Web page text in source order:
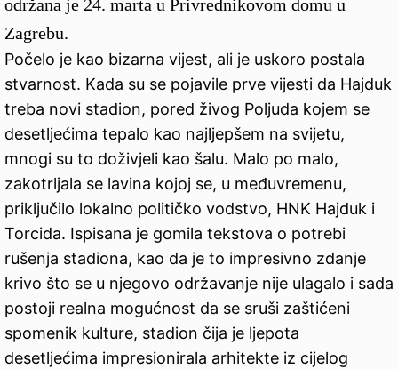
održana je 24. marta u Privrednikovom domu u
Zagrebu.
Počelo je kao bizarna vijest, ali je uskoro postala
stvarnost. Kada su se pojavile prve vijesti da Hajduk
treba novi stadion, pored živog Poljuda kojem se
desetljećima tepalo kao najljepšem na svijetu,
mnogi su to doživjeli kao šalu. Malo po malo,
zakotrljala se lavina kojoj se, u međuvremenu,
priključilo lokalno političko vodstvo, HNK Hajduk i
Torcida. Ispisana je gomila tekstova o potrebi
rušenja stadiona, kao da je to impresivno zdanje
krivo što se u njegovo održavanje nije ulagalo i sada
postoji realna mogućnost da se sruši zaštićeni
spomenik kulture, stadion čija je ljepota
desetljećima impresionirala arhitekte iz cijelog